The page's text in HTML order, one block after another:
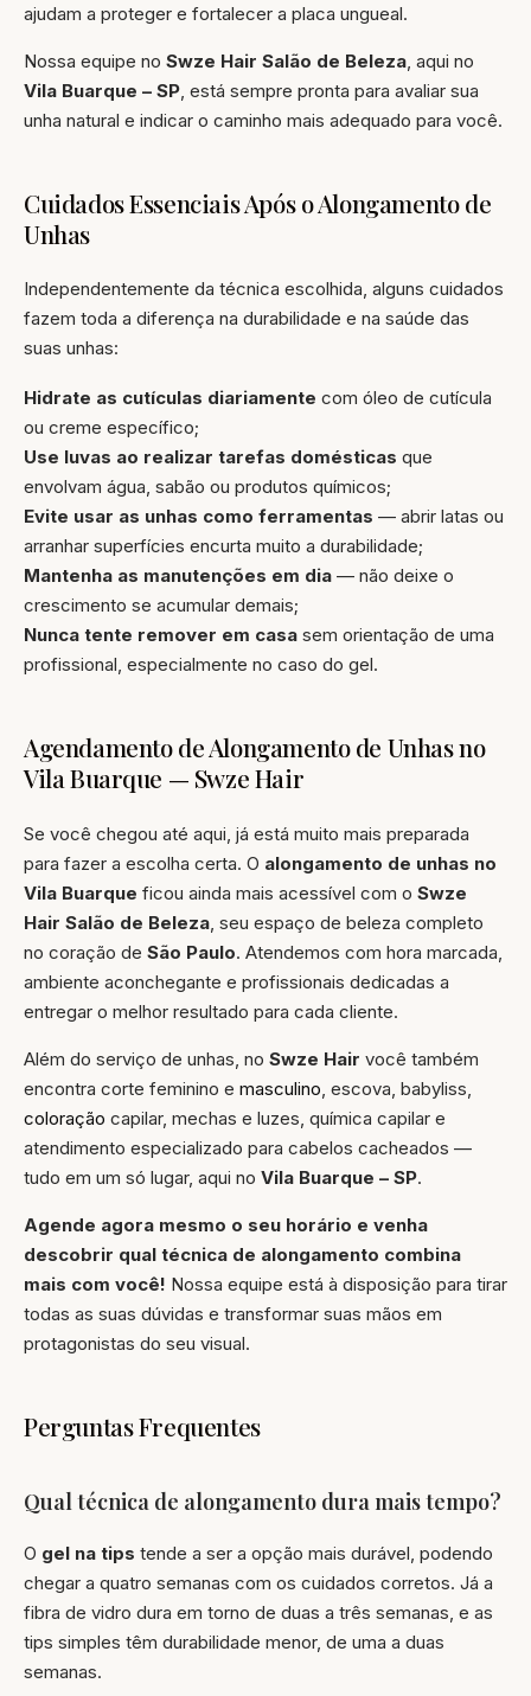
ajudam a proteger e fortalecer a placa ungueal.
Nossa equipe no Swze Hair Salão de Beleza , aqui no
Vila Buarque – SP , está sempre pronta para avaliar sua
unha natural e indicar o caminho mais adequado para você.
Cuidados Essenciais Após o Alongamento de
Unhas
Independentemente da técnica escolhida, alguns cuidados
fazem toda a diferença na durabilidade e na saúde das
suas unhas:
Hidrate as cutículas diariamente com óleo de cutícula
ou creme específico;
Use luvas ao realizar tarefas domésticas que
envolvam água, sabão ou produtos químicos;
Evite usar as unhas como ferramentas — abrir latas ou
arranhar superfícies encurta muito a durabilidade;
Mantenha as manutenções em dia — não deixe o
crescimento se acumular demais;
Nunca tente remover em casa sem orientação de uma
profissional, especialmente no caso do gel.
Agendamento de Alongamento de Unhas no
Vila Buarque — Swze Hair
Se você chegou até aqui, já está muito mais preparada
para fazer a escolha certa. O alongamento de unhas no
Vila Buarque ficou ainda mais acessível com o Swze
Hair Salão de Beleza , seu espaço de beleza completo
no coração de São Paulo. Atendemos com hora marcada,
ambiente aconchegante e profissionais dedicadas a
entregar o melhor resultado para cada cliente.
Além do serviço de unhas, no Swze Hair você também
encontra corte feminino e masculino , escova, babyliss,
coloração capilar, mechas e luzes, química capilar e
atendimento especializado para cabelos cacheados —
tudo em um só lugar, aqui no Vila Buarque – SP.
Agende agora mesmo o seu horário e venha
descobrir qual técnica de alongamento combina
mais com você! Nossa equipe está à disposição para tirar
todas as suas dúvidas e transformar suas mãos em
protagonistas do seu visual.
Perguntas Frequentes
Qual técnica de alongamento dura mais tempo?
O gel na tips tende a ser a opção mais durável, podendo
chegar a quatro semanas com os cuidados corretos. Já a
fibra de vidro dura em torno de duas a três semanas, e as
tips simples têm durabilidade menor, de uma a duas
semanas.